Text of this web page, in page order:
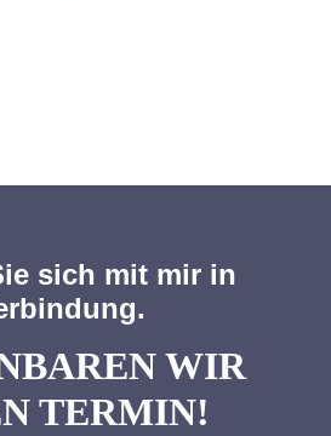
sich mit mir in
WIR
TERMIN!